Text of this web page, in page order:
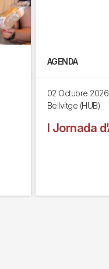
AGENDA
02 Octubre 2026
Bellvitge (HUB)
I Jornada